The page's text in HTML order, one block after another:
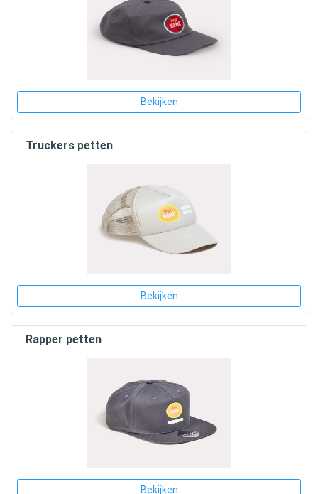
Bekijken
Truckers petten
Bekijken
Rapper petten
Bekijken